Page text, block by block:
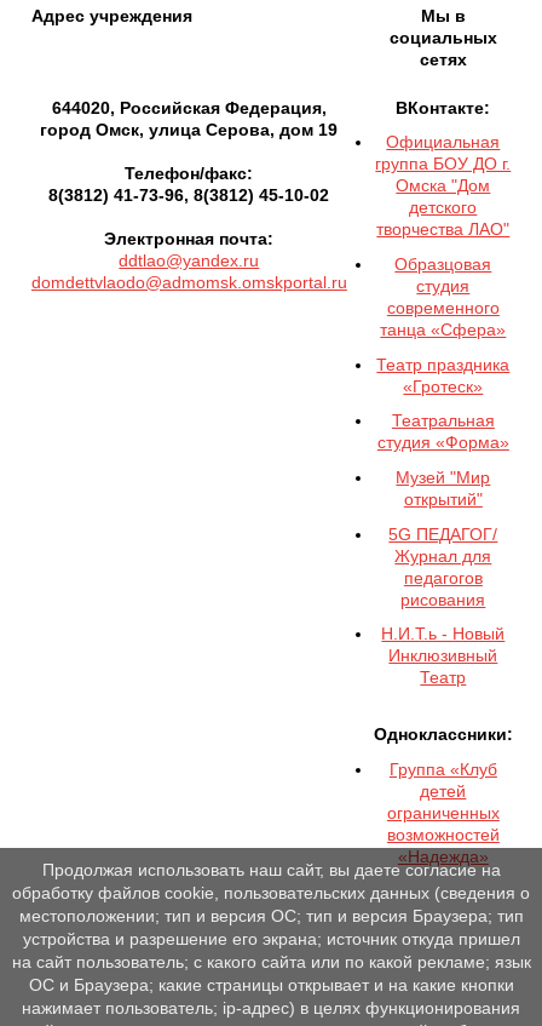
Адрес учреждения
Мы в
социальных
сетях
644020, Российская Федерация,
город Омск, улица Серова, дом 19
Телефон/факс:
8(3812) 41-73-96, 8(3812) 45-10-02
Электронная почта:
ddtlao@yandex.ru
domdettvlaodo@admomsk.omskportal.ru
ВКонтакте:
Официальная
группа БОУ ДО г.
Омска "Дом
детского
творчества ЛАО"
Образцовая
студия
современного
танца «Сфера»
Театр праздника
«Гротеск»
Театральная
студия «Форма»
Музей "Мир
открытий"
5G ПЕДАГОГ/
Журнал для
педагогов
рисования
Н.И.Т.ь - Новый
Инклюзивный
Театр
Одноклассники:
Группа «Клуб
детей
ограниченных
возможностей
«Надежда»
Продолжая использовать наш сайт, вы даете согласие на
обработку файлов cookie, пользовательских данных (сведения о
местоположении; тип и версия ОС; тип и версия Браузера; тип
устройства и разрешение его экрана; источник откуда пришел
на сайт пользователь; с какого сайта или по какой рекламе; язык
ОС и Браузера; какие страницы открывает и на какие кнопки
нажимает пользователь; ip-адрес) в целях функционирования